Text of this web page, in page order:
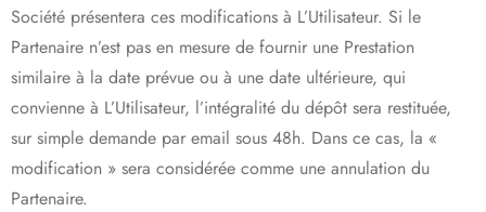
Société présentera ces modifications à L’Utilisateur. Si le
Partenaire n’est pas en mesure de fournir une Prestation
similaire à la date prévue ou à une date ultérieure, qui
convienne à L’Utilisateur, l’intégralité du dépôt sera restituée,
sur simple demande par email sous 48h. Dans ce cas, la «
modification » sera considérée comme une annulation du
Partenaire.